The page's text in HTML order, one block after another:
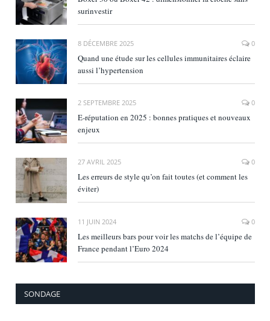
surinvestir
8 DÉCEMBRE 2025 0
Quand une étude sur les cellules immunitaires éclaire
aussi l’hypertension
2 SEPTEMBRE 2025 0
E‑réputation en 2025 : bonnes pratiques et nouveaux
enjeux
27 AVRIL 2025 0
Les erreurs de style qu’on fait toutes (et comment les
éviter)
11 JUIN 2024 0
Les meilleurs bars pour voir les matchs de l’équipe de
France pendant l’Euro 2024
SONDAGE